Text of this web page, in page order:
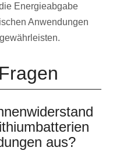
Energieabgabe
Anwendungen
aus?